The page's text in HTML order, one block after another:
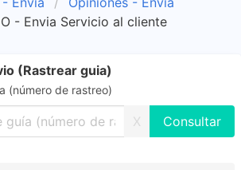
- Envia Servicio al cliente
(Rastrear guia)
(número de rastreo)
X